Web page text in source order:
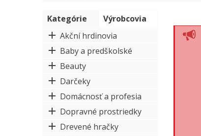
Kategórie
Výrobcovia
Akční hrdinovia
Baby a predškolské
Beauty
Darčeky
Domácnosť a profesia
Dopravné prostriedky
Drevené hračky